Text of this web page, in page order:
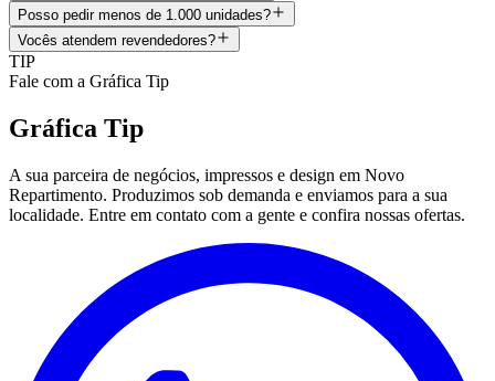
Posso pedir menos de 1.000 unidades?
Vocês atendem revendedores?
TIP
Fale com a Gráfica Tip
Gráfica Tip
A sua parceira de negócios, impressos e design em Novo
Repartimento. Produzimos sob demanda e enviamos para a sua
localidade. Entre em contato com a gente e confira nossas ofertas.